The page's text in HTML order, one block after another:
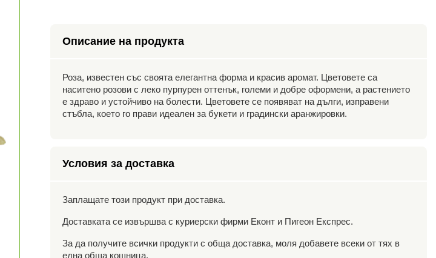
Описание на продукта
Роза, известен със своята елегантна форма и красив аромат. Цветовете са
наситено розови с леко пурпурен оттенък, големи и добре оформени, а растението
е здраво и устойчиво на болести. Цветовете се появяват на дълги, изправени
стъбла, което го прави идеален за букети и градински аранжировки.
Условия за доставка
Заплащате този продукт при доставка.
Доставката се извършва с куриерски фирми Еконт и Пигеон Експрес.
За да получите всички продукти с обща доставка, моля добавете всеки от тях в
една обща кошница.